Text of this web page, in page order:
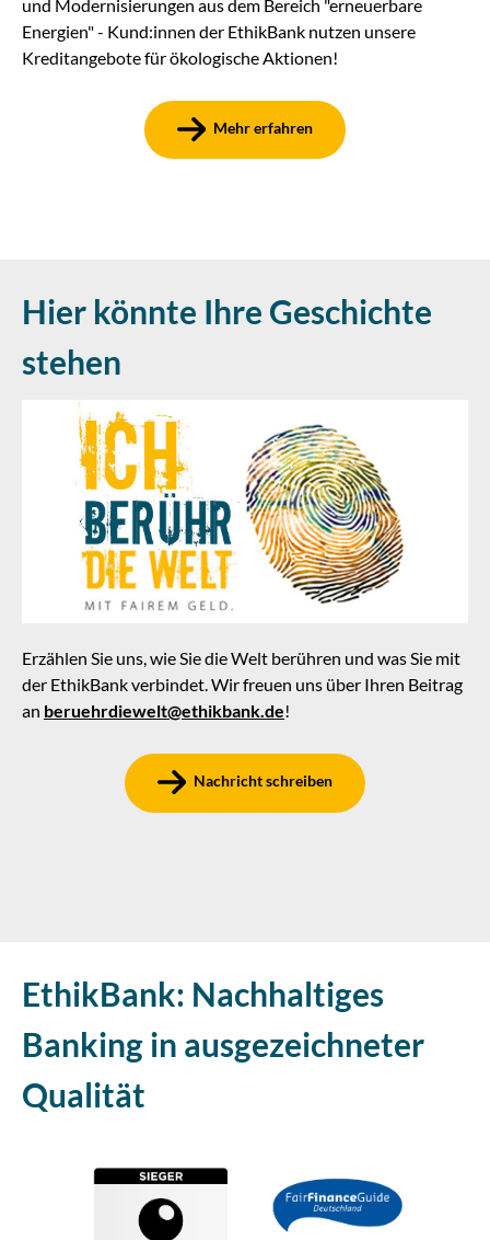
und Modernisierungen aus dem Bereich "erneuerbare
Energien" - Kund:innen der EthikBank nutzen unsere
Kreditangebote für ökologische Aktionen!
Mehr erfahren
Hier könnte Ihre Geschichte
stehen
Erzählen Sie uns, wie Sie die Welt berühren und was Sie mit
der EthikBank verbindet. Wir freuen uns über Ihren Beitrag
an beruehrdiewelt@ethikbank.de!
Nachricht schreiben
EthikBank: Nachhaltiges
Banking in ausgezeichneter
Qualität